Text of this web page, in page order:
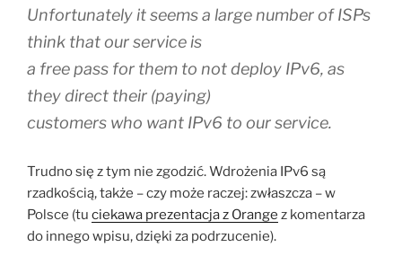
Unfortunately it seems a large number of ISPs
think that our service is
a free pass for them to not deploy IPv6, as
they direct their (paying)
customers who want IPv6 to our service.
Trudno się z tym nie zgodzić. Wdrożenia IPv6 są
rzadkością, także – czy może raczej: zwłaszcza – w
Polsce (tu ciekawa prezentacja z Orange z komentarza
do innego wpisu, dzięki za podrzucenie).